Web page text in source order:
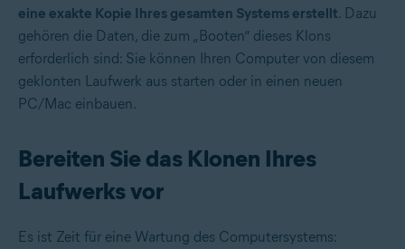
eine exakte Kopie Ihres gesamten Systems erstellt. Dazu
gehören die Daten, die zum „Booten“ dieses Klons
erforderlich sind: Sie können Ihren Computer von diesem
geklonten Laufwerk aus starten oder in einen neuen
PC/Mac einbauen.
Bereiten Sie das Klonen Ihres
Laufwerks vor
Es ist Zeit für eine Wartung des Computersystems: